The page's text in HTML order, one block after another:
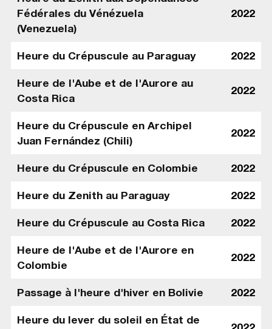
Fédérales du Vénézuela
(Venezuela)
2022
Heure du Crépuscule au Paraguay 2022
Heure de l'Aube et de l'Aurore au
Costa Rica
2022
Heure du Crépuscule en Archipel
Juan Fernández (Chili)
2022
Heure du Crépuscule en Colombie 2022
Heure du Zenith au Paraguay 2022
Heure du Crépuscule au Costa Rica 2022
Heure de l'Aube et de l'Aurore en
Colombie
2022
Passage à l'heure d'hiver en Bolivie 2022
Heure du lever du soleil en État de